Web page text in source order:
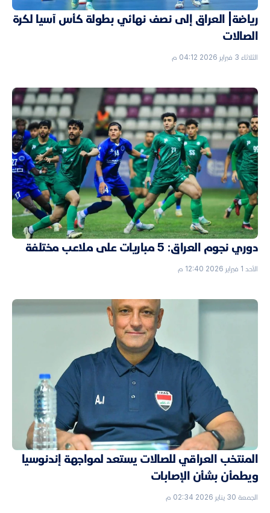
رياضة| العراق إلى نصف نهائي بطولة كأس آسيا لكرة
الصالات
الثلاثاء 3 فبراير 2026 04:12 م
دوري نجوم العراق: 5 مباريات على ملاعب مختلفة
الأحد 1 فبراير 2026 12:40 م
المنتخب العراقي للصالات يستعد لمواجهة إندنوسيا
ويطمأن بشأن الإصابات
الجمعة 30 يناير 2026 02:34 م